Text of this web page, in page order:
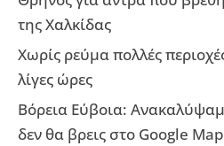
της Χαλκίδας
Χωρίς ρεύμα πολλές
λίγες ώρες
Βόρεια Εύβοια:
δεν θα βρεις στο Google